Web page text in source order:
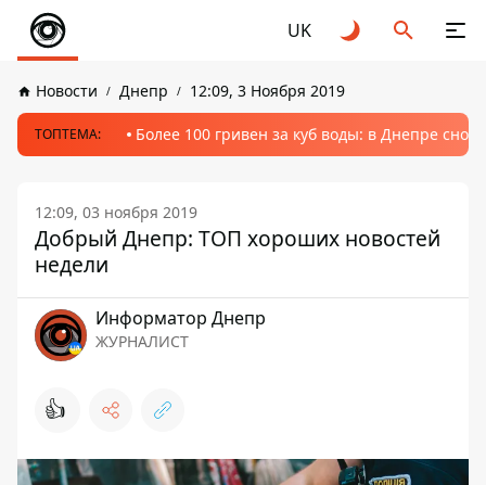
UK
Новости Днепр 12:09, 3 Ноября 2019
ТОПТЕМА: Более 100 гривен за куб воды: в Днепре
12:09, 03 ноября 2019
Добрый Днепр: ТОП хороших новостей
недели
Информатор Днепр
ЖУРНАЛИСТ
👍